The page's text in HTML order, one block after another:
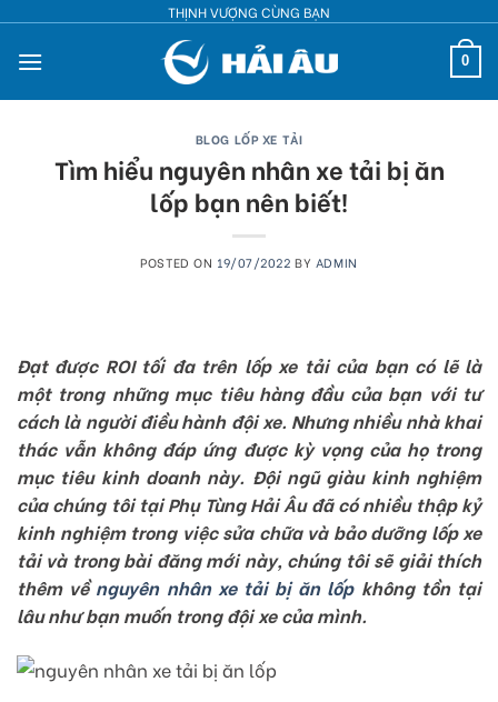
content
THỊNH VƯỢNG CÙNG BẠN
0
BLOG LỐP XE TẢI
Tìm hiểu nguyên nhân xe tải bị ăn
lốp bạn nên biết!
POSTED ON 19/07/2022 BY ADMIN
Đạt được ROI tối đa trên lốp xe tải của bạn có lẽ là
một trong những mục tiêu hàng đầu của bạn với tư
cách là người điều hành đội xe. Nhưng nhiều nhà khai
thác vẫn không đáp ứng được kỳ vọng của họ trong
mục tiêu kinh doanh này. Đội ngũ giàu kinh nghiệm
của chúng tôi tại Phụ Tùng Hải Âu đã có nhiều thập kỷ
kinh nghiệm trong việc sửa chữa và bảo dưỡng lốp xe
tải và trong bài đăng mới này, chúng tôi sẽ giải thích
thêm vềnguyên nhân xe tải bị ăn lốpkhông tồn tại
lâu như bạn muốn trong đội xe của mình.